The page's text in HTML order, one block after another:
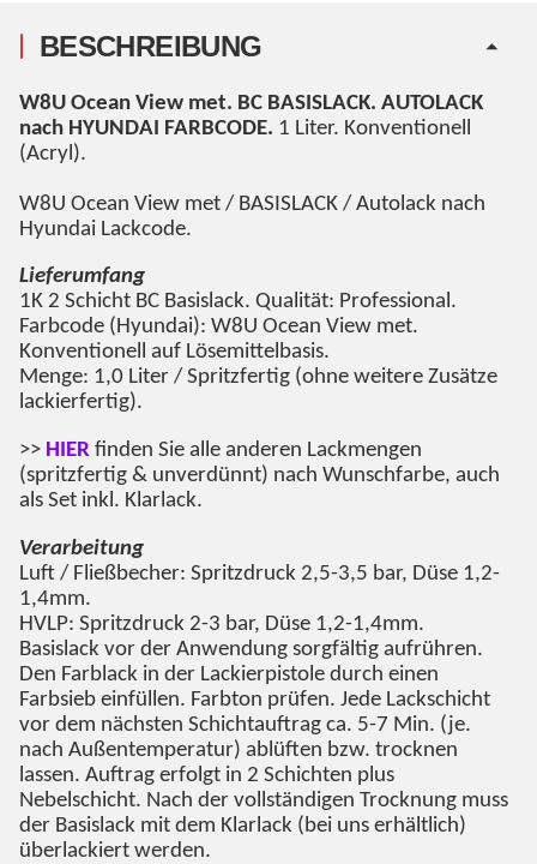
BESCHREIBUNG
W8U Ocean View met. BC BASISLACK. AUTOLACK
nach HYUNDAI FARBCODE. 1 Liter. Konventionell
(Acryl).
W8U Ocean View met / BASISLACK / Autolack nach
Hyundai Lackcode.
Lieferumfang
1K 2 Schicht BC Basislack. Qualität: Professional.
Farbcode (Hyundai): W8U Ocean View met.
Konventionell auf Lösemittelbasis.
Menge: 1,0 Liter / Spritzfertig (ohne weitere Zusätze
lackierfertig).
>> HIER finden Sie alle anderen Lackmengen
(spritzfertig & unverdünnt) nach Wunschfarbe, auch
als Set inkl. Klarlack.
Verarbeitung
Luft / Fließbecher: Spritzdruck 2,5-3,5 bar, Düse 1,2-
1,4mm.
HVLP: Spritzdruck 2-3 bar, Düse 1,2-1,4mm.
Basislack vor der Anwendung sorgfältig aufrühren.
Den Farblack in der Lackierpistole durch einen
Farbsieb einfüllen. Farbton prüfen. Jede Lackschicht
vor dem nächsten Schichtauftrag ca. 5-7 Min. (je.
nach Außentemperatur) ablüften bzw. trocknen
lassen. Auftrag erfolgt in 2 Schichten plus
Nebelschicht. Nach der vollständigen Trocknung muss
der Basislack mit dem Klarlack (bei uns erhältlich)
überlackiert werden.